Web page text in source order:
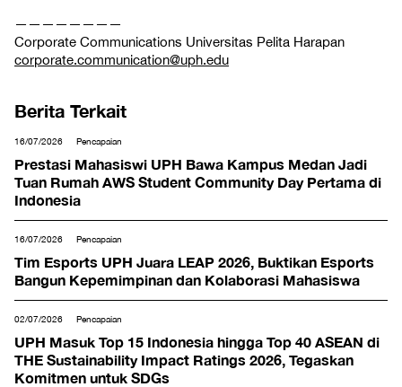
————————
Corporate Communications Universitas Pelita Harapan
corporate.communication@uph.edu
Berita Terkait
16/07/2026 Pencapaian
Prestasi Mahasiswi UPH Bawa Kampus Medan Jadi
Tuan Rumah AWS Student Community Day Pertama di
Indonesia
16/07/2026 Pencapaian
Tim Esports UPH Juara LEAP 2026, Buktikan Esports
Bangun Kepemimpinan dan Kolaborasi Mahasiswa
02/07/2026 Pencapaian
UPH Masuk Top 15 Indonesia hingga Top 40 ASEAN di
THE Sustainability Impact Ratings 2026, Tegaskan
Komitmen untuk SDGs